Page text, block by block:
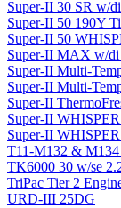
Super-II 30 SR w/
Super-II 50 190Y
Super-II 50
Super-II MAX w/di
Super-II Multi-
Super-II Multi-
Super-II
Super-II
Super-II
T11-M132 &
TK6000 30 w/se
TriPac Tier 2
URD-III 25DG